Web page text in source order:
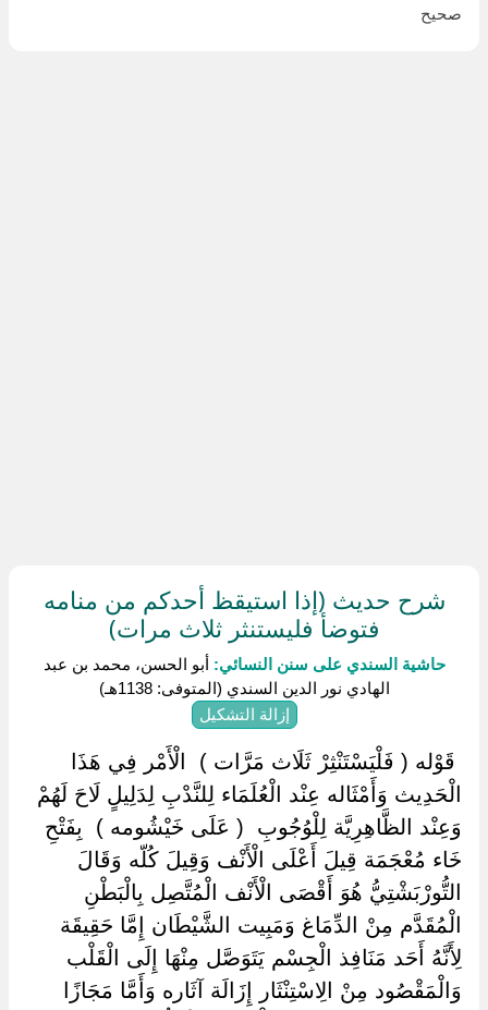
صحيح
شرح حديث (إذا استيقظ أحدكم من منامه
فتوضأ فليستنثر ثلاث مرات)
حاشية السندي على سنن النسائي: أبو الحسن، محمد بن عبد
الهادي نور الدين السندي (المتوفى: 1138هـ)
إزالة التشكيل
‏ ‏قَوْله ( فَلْيَسْتَنْثِرْ ثَلَاث مَرَّات ) ‏ ‏الْأَمْر فِي هَذَا
الْحَدِيث وَأَمْثَاله عِنْد الْعُلَمَاء لِلنَّدْبِ لِدَلِيلٍ لَاحَ لَهُمْ
وَعِنْد الظَّاهِرِيَّة لِلْوُجُوبِ ‏ ‏( عَلَى خَيْشُومه ) ‏ ‏بِفَتْحِ
خَاء مُعْجَمَة قِيلَ أَعْلَى الْأَنْف وَقِيلَ كُلّه وَقَالَ
التُّورْبَشْتِيُّ هُوَ أَقْصَى الْأَنْف الْمُتَّصِل بِالْبَطْنِ
الْمُقَدَّم مِنْ الدِّمَاغ وَمَبِيت الشَّيْطَان إِمَّا حَقِيقَة
لِأَنَّهُ أَحَد مَنَافِذ الْجِسْم يَتَوَصَّل مِنْهَا إِلَى الْقَلْب
وَالْمَقْصُود مِنْ الِاسْتِنْثَار إِزَالَة آثَاره وَأَمَّا مَجَازًا